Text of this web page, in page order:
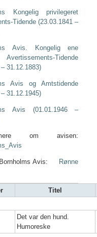
Kongelig privilegeret
Tidende (23.03.1841 –
Avis. Kongelig ene
Tidende
31.12.1883)
Avis og Amtstidende
31.12.1945)
Avis (01.01.1946 –
om avisen:
Avis:
Rønne
Titel
Det var den hund.
Humoreske